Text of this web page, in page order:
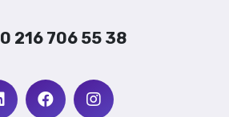
0 216 706 55 38